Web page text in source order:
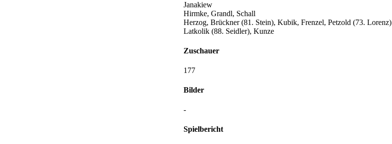
Janakiew
Hirmke, Grandl, Schall
Herzog, Brückner (81. Stein), Kubik, Frenzel, Petzold (73. Lorenz)
Latkolik (88. Seidler), Kunze
Zuschauer
177
Bilder
-
Spielbericht